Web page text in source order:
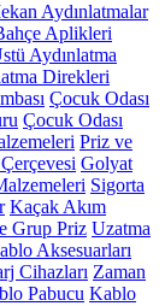
Aydınlatmalar
Aplikleri
Aydınlatma
Direkleri
Çocuk Odası
Çocuk Odası
Priz ve
Golyat
Sigorta
Kaçak Akım
Grup Priz Uzatma
Aksesuarları
Cihazları Zaman
Pabucu Kablo